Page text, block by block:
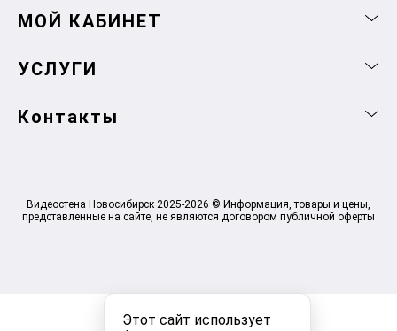
Этот сайт использует
МОЙ КАБИНЕТ
УСЛУГИ
Контакты
Видеостена Новосибирск 2025-2026 © Информация, товары и цены,
представленные на сайте, не являются договором публичной оферты